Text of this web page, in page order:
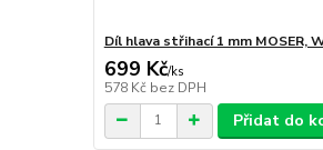
Díl hlava střihací 1 mm MOSER,
699 Kč/ks
578 Kč bez DPH
Přidat do